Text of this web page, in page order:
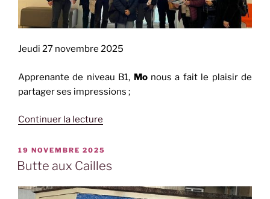
Jeudi 27 novembre 2025
Apprenante de niveau B1, Mo nous a fait le plaisir de
partager ses impressions ;
Continuer la lecture
de
l’Architecture
du
PUBLIÉ
LE
19 NOVEMBRE 2025
Butte aux Cailles